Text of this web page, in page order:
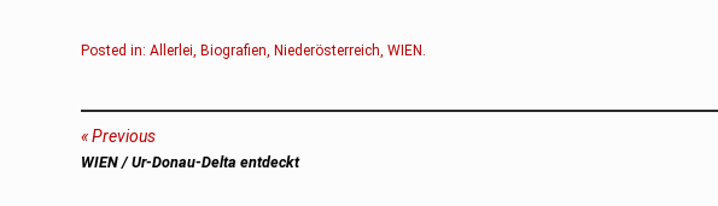
Posted in:Allerlei ,Biografien ,Niederösterreich ,WIEN
Beitragsnavigation
Previous
Previous
WIEN / Ur-Donau-Delta entdeckt